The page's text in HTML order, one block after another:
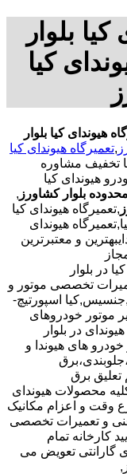
بلوار
کیا
هیوندای کیا بلوار
,تعمیرگاه هیوندای کیا
با تخفیف مشاوره
هیوندای کیا
بلوار کشاورز ,
,تعمیرگاه هیوندای کیا
هیوندای
و معتبرترین
در بلوار
تخصصی موتور و
اسپورتیچ-
موتور خودروهای
در بلوار
های هیوندا و
برق
محصولات هیوندای
وقت و اعزام مکانیک
و تعمیرات تخصصی
کارخانه تمام
گارانتی تعویض می